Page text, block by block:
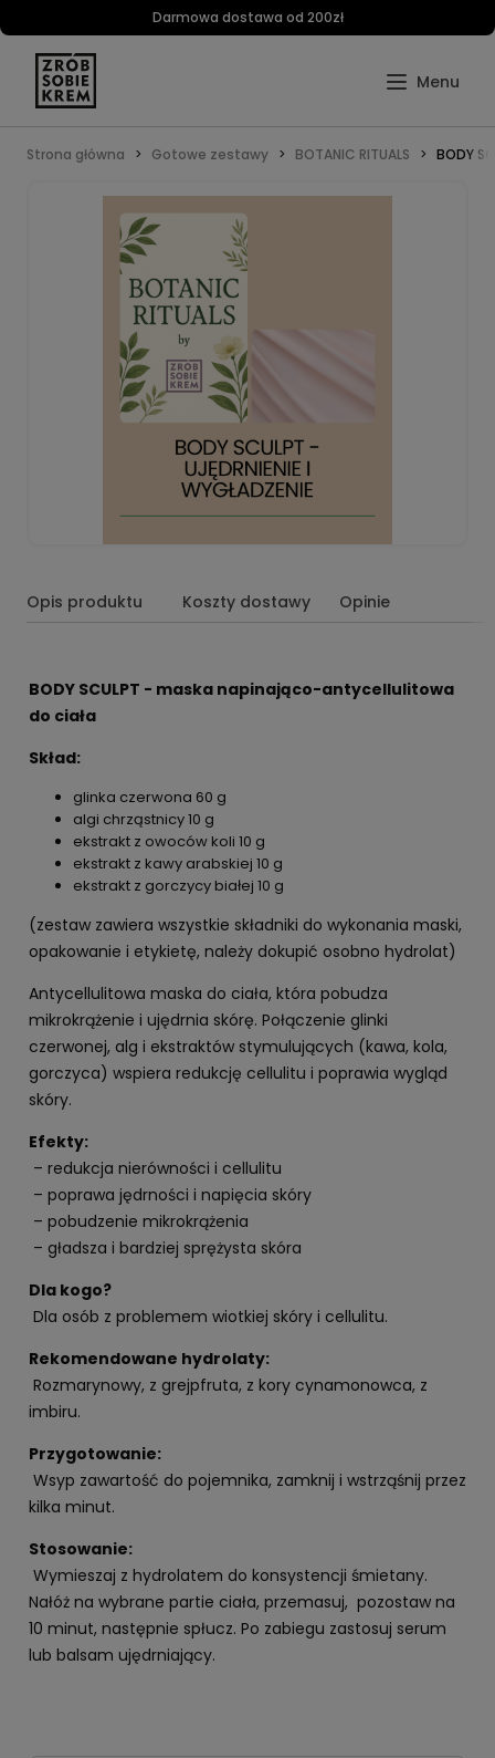
Darmowa dostawa od 200zł
Strona główna Gotowe zestawy BOTANIC RITUALS BODY
Opis produktu Koszty dostawy Opinie
BODY SCULPT - maska napinająco-antycellulitowa
do ciała
Skład:
glinka czerwona 60 g
algi chrząstnicy 10 g
ekstrakt z owoców koli 10 g
ekstrakt z kawy arabskiej 10 g
ekstrakt z gorczycy białej 10 g
(zestaw zawiera wszystkie składniki do wykonania maski,
opakowanie i etykietę, należy dokupić osobno hydrolat)
Antycellulitowa maska do ciała, która pobudza
mikrokrążenie i ujędrnia skórę. Połączenie glinki
czerwonej, alg i ekstraktów stymulujących (kawa, kola,
gorczyca) wspiera redukcję cellulitu i poprawia wygląd
skóry.
Efekty:
– redukcja nierówności i cellulitu
– poprawa jędrności i napięcia skóry
– pobudzenie mikrokrążenia
– gładsza i bardziej sprężysta skóra
Dla kogo?
Dla osób z problemem wiotkiej skóry i cellulitu.
Rekomendowane hydrolaty:
Rozmarynowy, z grejpfruta, z kory cynamonowca, z
imbiru.
Przygotowanie:
Wsyp zawartość do pojemnika, zamknij i wstrząśnij przez
kilka minut.
Stosowanie:
Wymieszaj z hydrolatem do konsystencji śmietany.
Nałóż na wybrane partie ciała, przemasuj, pozostaw na
10 minut, następnie spłucz. Po zabiegu zastosuj serum
lub balsam ujędrniający.